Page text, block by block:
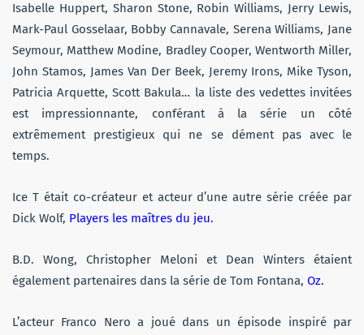
Isabelle Huppert, Sharon Stone, Robin Williams, Jerry Lewis,
Mark-Paul Gosselaar, Bobby Cannavale, Serena Williams, Jane
Seymour, Matthew Modine, Bradley Cooper, Wentworth Miller,
John Stamos, James Van Der Beek, Jeremy Irons, Mike Tyson,
Patricia Arquette, Scott Bakula… la liste des vedettes invitées
est impressionnante, conférant à la série un côté
extrêmement prestigieux qui ne se dément pas avec le
temps.
Ice T était co-créateur et acteur d’une autre série créée par
Dick Wolf, Players les maîtres du jeu.
B.D. Wong, Christopher Meloni et Dean Winters étaient
également partenaires dans la série de Tom Fontana, Oz.
L’acteur Franco Nero a joué dans un épisode inspiré par